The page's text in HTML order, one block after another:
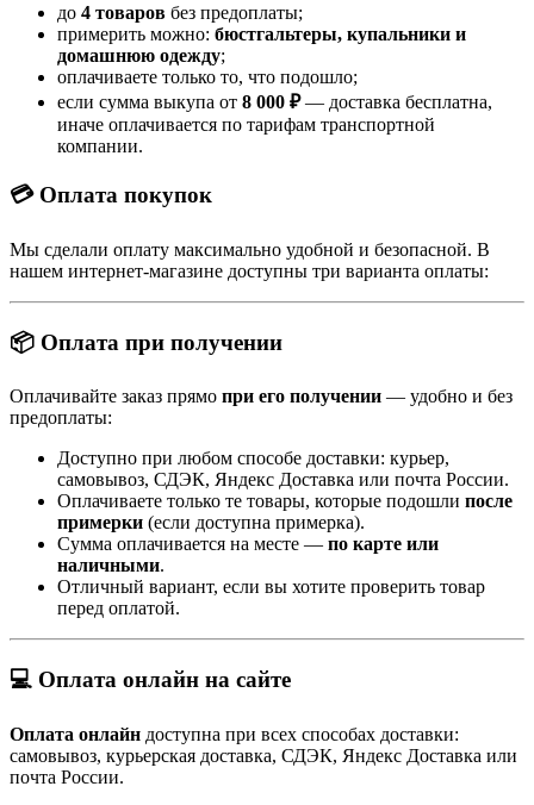
до 4 товаров без предоплаты;
примерить можно: бюстгальтеры, купальники и
домашнюю одежду;
оплачиваете только то, что подошло;
если сумма выкупа от 8 000 ₽— доставка бесплатна,
иначе оплачивается по тарифам транспортной
компании.
💳 Оплата покупок
Мы сделали оплату максимально удобной и безопасной. В
нашем интернет-магазине доступны три варианта оплаты:
📦 Оплата при получении
Оплачивайте заказ прямо при его получении — удобно и без
предоплаты:
Доступно при любом способе доставки: курьер,
самовывоз, СДЭК, Яндекс Доставка или почта России.
Оплачиваете только те товары, которые подошли после
примерки (если доступна примерка).
Сумма оплачивается на месте — по карте или
наличными.
Отличный вариант, если вы хотите проверить товар
перед оплатой.
💻 Оплата онлайн на сайте
Оплата онлайн доступна при всех способах доставки:
самовывоз, курьерская доставка, СДЭК, Яндекс Доставка или
почта России.